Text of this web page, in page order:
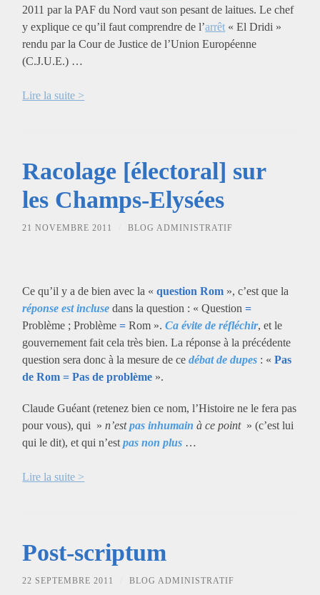
2011 par la PAF du Nord vaut son pesant de laitues. Le chef
y explique ce qu’il faut comprendre de l’arrêt « El Dridi »
rendu par la Cour de Justice de l’Union Européenne
(C.J.U.E.) …
Lire la suite >
Racolage [électoral] sur
les Champs-Elysées
21 NOVEMBRE 2011 BLOG ADMINISTRATIF
Ce qu’il y a de bien avec la «question Rom », c’est que la
réponse est incluse dans la question : « Question=
Problème ; Problème= Rom ».Ca évite de réfléchir, et le
gouvernement fait cela très bien. La réponse à la précédente
question sera donc à la mesure de cedébat de dupes : «Pas
de Rom = Pas de problème ».
Claude Guéant (retenez bien ce nom, l’Histoire ne le fera pas
pour vous), qui »n’estpas inhumain à ce point» (c’est lui
qui le dit), et qui n’estpas non plus …
Lire la suite >
Post-scriptum
22 SEPTEMBRE 2011 BLOG ADMINISTRATIF